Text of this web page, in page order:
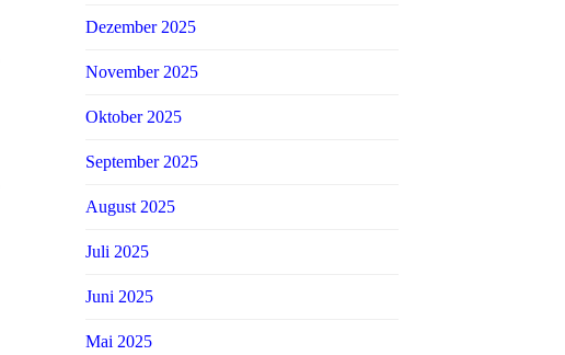
Dezember 2025
November 2025
Oktober 2025
September 2025
August 2025
Juli 2025
Juni 2025
Mai 2025